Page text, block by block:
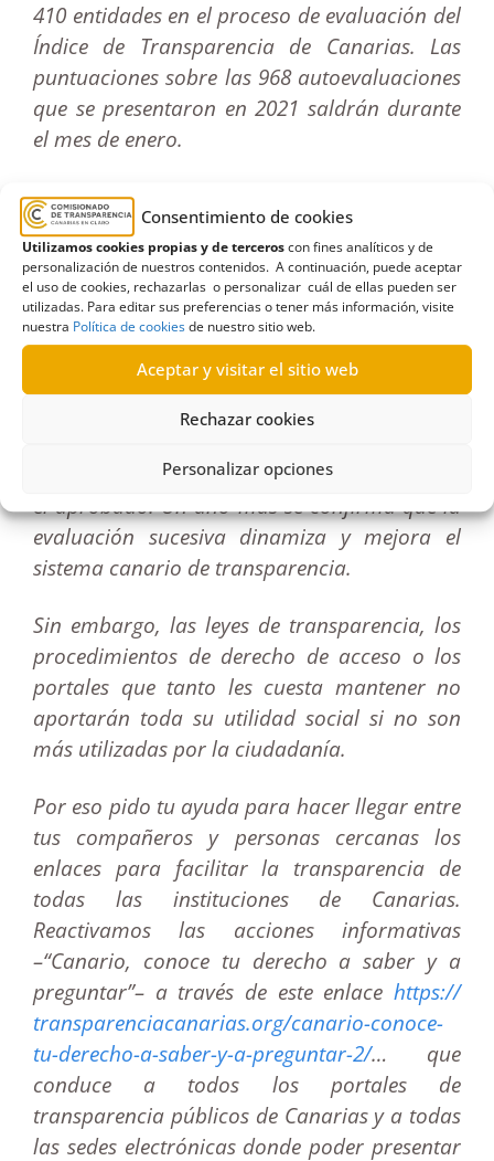
Consentimiento de cookies
Utilizamos cookies propias y de terceroscon fines analíticos y de
personalización de nuestros contenidos. A continuación, puede aceptar
el uso de cookies, rechazarlas o personalizar cuál de ellas pueden ser
utilizadas. Para editar sus preferencias o tener más información, visite
nuestra Política de cookiesde nuestro sitio web.
Aceptar y visitar el sitio web
Rechazar cookies
Personalizar opciones
410 entidades en el proceso de evaluación del
Índice de Transparencia de Canarias. Las
puntuaciones sobre las 968 autoevaluaciones
que se presentaron en 2021 saldrán durante
el mes de enero.
Ya sabemos a ciencia cierta que la nota
media de las entidades públicas [que llevan 5
años evaluándose] sube más de un punto y
rebasará el notable. La nota media de las
entidades privadas en su segundo año de
evaluación sube casi un punto y rozará el
aprobado. Y la nota media de las
corporaciones de derecho público (colegios
también este año y superará por primera vez
el aprobado. Un año más se confirma que la
evaluación sucesiva dinamiza y mejora el
sistema canario de transparencia.
Sin embargo, las leyes de transparencia, los
procedimientos de derecho de acceso o los
portales que tanto les cuesta mantener no
aportarán toda su utilidad social si no son
más utilizadas por la ciudadanía.
Por eso pido tu ayuda para hacer llegar entre
tus compañeros y personas cercanas los
enlaces para facilitar la transparencia de
todas las instituciones de Canarias.
Reactivamos las acciones informativas
–“Canario, conoce tu derecho a saber y a
preguntar”– a través de este enlace https://
transparenciacanarias.org/canario-conoce-
tu-derecho-a-saber-y-a-preguntar-2/… que
conduce a todos los portales de
transparencia públicos de Canarias y a todas
las sedes electrónicas donde poder presentar